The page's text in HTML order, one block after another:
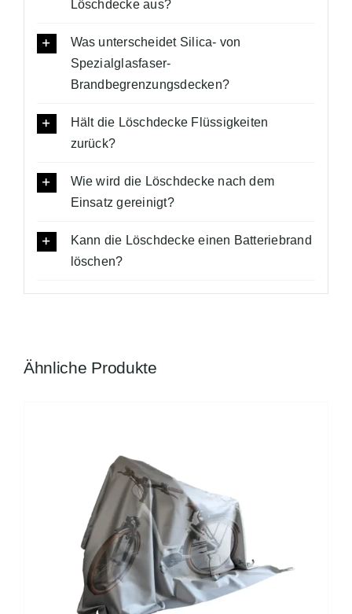
Löschdecke aus?
Was unterscheidet Silica- von
Spezialglasfaser-
Brandbegrenzungsdecken?
Hält die Löschdecke Flüssigkeiten
zurück?
Wie wird die Löschdecke nach dem
Einsatz gereinigt?
Kann die Löschdecke einen Batteriebrand
löschen?
Ähnliche Produkte